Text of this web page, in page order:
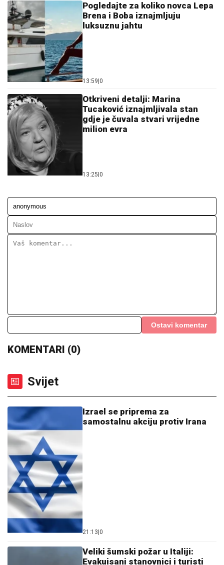
Pogledajte za koliko novca Lepa
Brena i Boba iznajmljuju
luksuznu jahtu
13:59 0
Otkriveni detalji: Marina
Tucaković iznajmljivala stan
gdje je čuvala stvari vrijedne
milion evra
13:25 0
Ostavi komentar
KOMENTARI (0)
Svijet
Izrael se priprema za
samostalnu akciju protiv Irana
21:13 0
Veliki šumski požar u Italiji:
Evakuisani stanovnici i turisti